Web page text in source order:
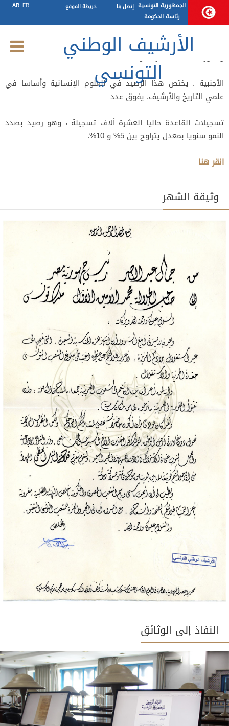
الجمهورية التونسية
رئاسة الحكومة
AR FR خريطة الموقع إتصل بنا
الأرشيف الوطني
التونسي
كتاب
خصصت هذه القاعدة لرصيد الأرشيف الوطني التونسي من الكتب
والدوريات باللغة العربية و باللغات
الأجنبية . يختص هذا الرصيد في العلوم الإنسانية وأساسا في
علمي التاريخ والأرشيف. يفوق عدد
تسجيلات القاعدة حاليا العشرة ألاف تسجيلة ، وهو رصيد بصدد
النمو سنويا بمعدل يتراوح بين 5% و 10%.
انقر هنا
وثيقة الشهر
النفاذ إلى الوثائق